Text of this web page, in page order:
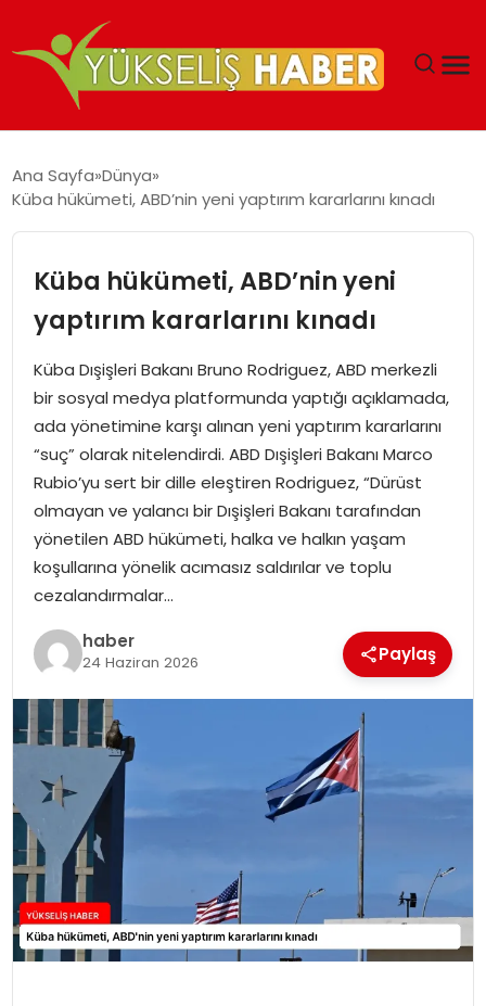
MALIYETLERINI AZALTIYOR’
Ana Sayfa Dünya
Küba hükümeti, ABD’nin yeni yaptırım kararlarını kınadı
Küba hükümeti, ABD’nin yeni
yaptırım kararlarını kınadı
Küba Dışişleri Bakanı Bruno Rodriguez, ABD merkezli
bir sosyal medya platformunda yaptığı açıklamada,
ada yönetimine karşı alınan yeni yaptırım kararlarını
“suç” olarak nitelendirdi. ABD Dışişleri Bakanı Marco
Rubio’yu sert bir dille eleştiren Rodriguez, “Dürüst
olmayan ve yalancı bir Dışişleri Bakanı tarafından
yönetilen ABD hükümeti, halka ve halkın yaşam
koşullarına yönelik acımasız saldırılar ve toplu
cezalandırmalar…
haber
24 Haziran 2026 Paylaş